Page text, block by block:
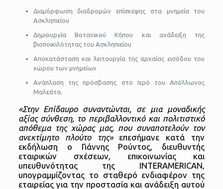
Διαμόρφωση διαδρομών επίσκεψης στα μνημεία του
Ασκληπιείου
Δημιουργία Βοτανικού Κήπου και ανάδειξη της
βιοποικιλότητας του Ασκληπιείου
Αποκατάσταση και λειτουργία της αρχαίας εισόδου του
χώρου των μνημείων
Ανάπλαση της πρόσβασης στο Ιερό του Απόλλωνος
Μαλεάτα.
«Στην Επίδαυρο συναντώνται, σε μια μοναδικής
αξίας σύνθεση, το περιβαλλοντικό και πολιτιστικό
απόθεμα της χώρας μας, που συναποτελούν τον
ανεκτίμητο πλούτο της»επεσήμανε κατά την
εκδήλωση ο Γιάννης Ρούντος, διευθυντής
εταιρικών σχέσεων, επικοινωνίας και
υπευθυνότητας της INTERAMERICAN,
υπογραμμίζοντας το σταθερό ενδιαφέρον της
εταιρείας για την προστασία και ανάδειξη αυτού